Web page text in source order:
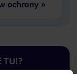
ochrony»
TUI?